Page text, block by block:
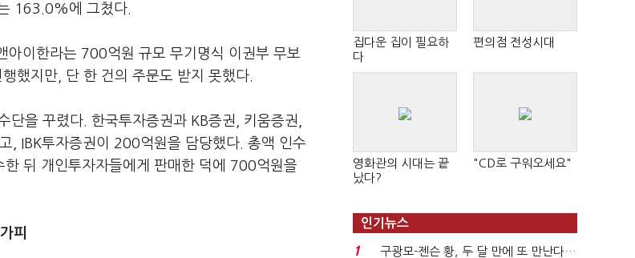
163.0%에 그쳤다.
아이한라는 700억원 규모 무기명식 이권부 무보
했지만, 단 한 건의 주문도 받지 못했다.
을 꾸렸다. 한국투자증권과 KB증권, 키움증권,
, IBK투자증권이 200억원을 담당했다. 총액 인수
뒤 개인투자자들에게 판매한 덕에 700억원을
피
집다운 집이 필요하
다
편의점 전성시대
영화관의 시대는 끝
났다?
"CD로 구워오세요"
인기뉴스
1
구광모-젠슨 황, 두 달 만에 또 만난다…